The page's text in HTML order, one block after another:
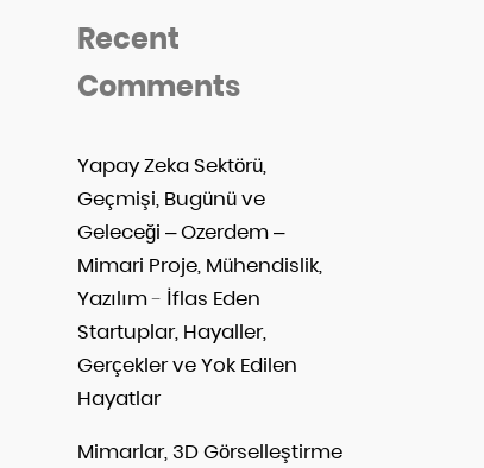
Recent
Comments
Yapay Zeka Sektörü,
Geçmişi, Bugünü ve
Geleceği – Ozerdem –
Mimari Proje, Mühendislik,
Yazılım- İflas Eden
Startuplar, Hayaller,
Gerçekler ve Yok Edilen
Hayatlar
Mimarlar, 3D Görselleştirme